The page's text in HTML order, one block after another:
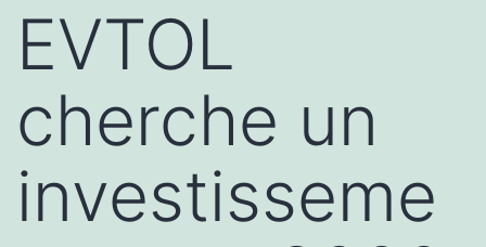
EVTOL
cherche un
investisseme